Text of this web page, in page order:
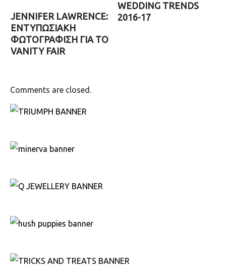
JENNIFER LAWRENCE:
ΕΝΤΥΠΩΣΙΑΚΗ
ΦΩΤΟΓΡΑΦΙΣΗ ΓΙΑ ΤΟ
VANITY FAIR
WEDDING TRENDS
2016-17
Comments are closed.